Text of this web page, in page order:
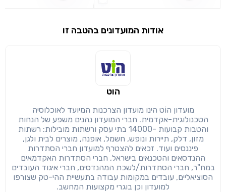
שיתוף
שימו לב!
מימוש הטבה זו ניתן רק לחברי
הבנתי, המשך לאתר
אודות המועדונים בהטבה זו
הוט
מועדון הוֹט הינו מועדון הצרכנות המיועד לאוכלוסיה
הטכנולוגית-אקדמית. חברי המועדון נהנים משפע של הנחות
והטבות קבועות -14000 בתי עסק ורשתות מובילות: רשתות
מזון, דלק, תיירות ונופש, חשמל, אופנה, מוצרים לבית ולגן,
פיננסים ועוד. זכאים להצטרף למועדון חברי הסתדרות
ההנדסאים והטכנאים בישראל, חברי הסתדרות האקדמאים
במח"ר, חברי הסתדרות/לשכת המהנדסים, חברי איגוד העובדים
הסוציאליים, עובדים במקומות עבודה בתעשיית ההי-טק שצורפו
למועדון וכן בוגרי מקצועות המחשב.